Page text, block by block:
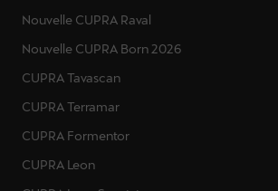
Nouvelle CUPRA Raval
Nouvelle CUPRA Born 2026
CUPRA Tavascan
CUPRA Terramar
CUPRA Formentor
CUPRA Leon